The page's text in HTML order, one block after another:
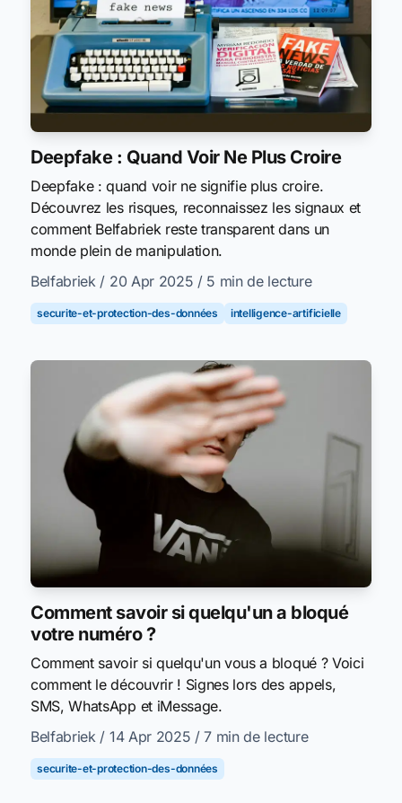
Deepfake : Quand Voir Ne Plus Croire
Deepfake : quand voir ne signifie plus croire.
Découvrez les risques, reconnaissez les signaux et
comment Belfabriek reste transparent dans un
monde plein de manipulation.
Belfabriek / 20 Apr 2025 / 5 min de lecture
securite-et-protection-des-données intelligence-artificielle
Comment savoir si quelqu'un a bloqué
votre numéro ?
Comment savoir si quelqu'un vous a bloqué ? Voici
comment le découvrir ! Signes lors des appels,
SMS, WhatsApp et iMessage.
Belfabriek / 14 Apr 2025 / 7 min de lecture
securite-et-protection-des-données